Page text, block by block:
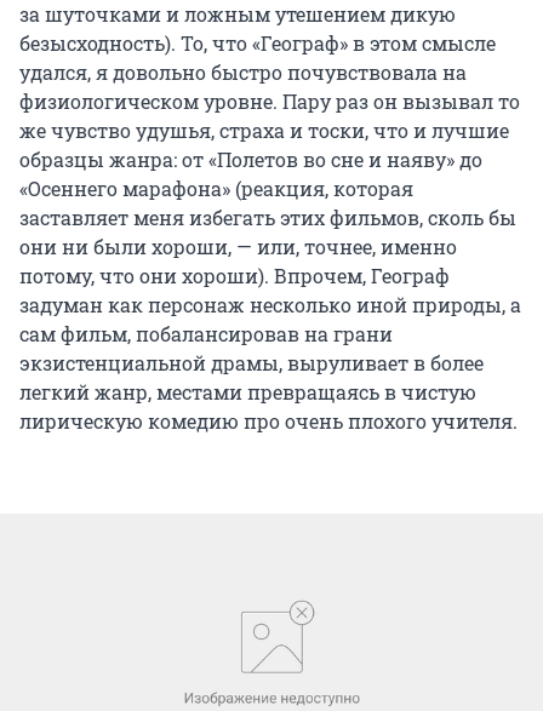
за шуточками и ложным утешением дикую
безысходность). То, что «Географ» в этом смысле
удался, я довольно быстро почувствовала на
физиологическом уровне. Пару раз он вызывал то
же чувство удушья, страха и тоски, что и лучшие
образцы жанра: от «Полетов во сне и наяву» до
«Осеннего марафона» (реакция, которая
заставляет меня избегать этих фильмов, сколь бы
они ни были хороши, — или, точнее, именно
потому, что они хороши). Впрочем, Географ
задуман как персонаж несколько иной природы, а
сам фильм, побалансировав на грани
экзистенциальной драмы, выруливает в более
легкий жанр, местами превращаясь в чистую
лирическую комедию про очень плохого учителя.